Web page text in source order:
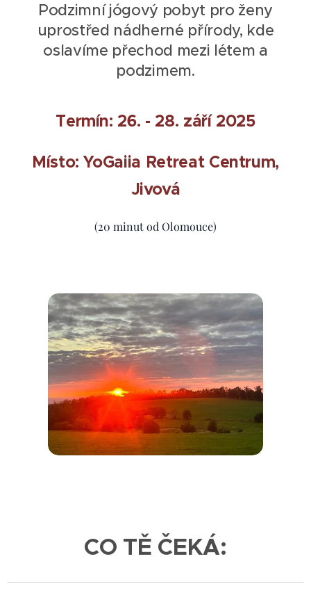
Podzimní jógový pobyt pro ženy
uprostřed nádherné přírody, kde
oslavíme přechod mezi létem a
podzimem.
Termín: 26. - 28. září 2025
Místo: YoGaiia Retreat Centrum,
Jivová
(20 minut od Olomouce)
CO TĚ ČEKÁ: